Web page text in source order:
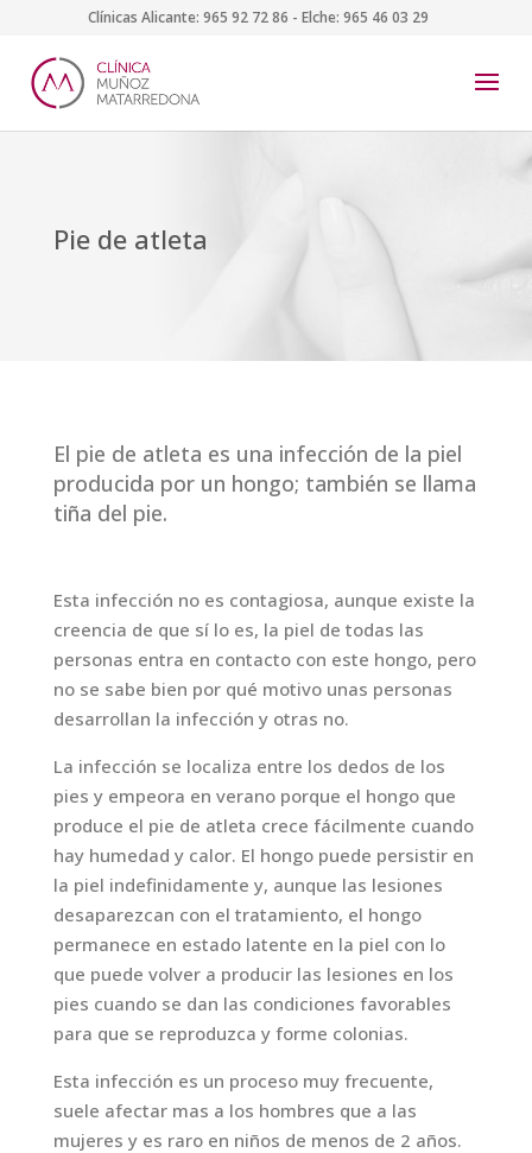
Clínicas Alicante: 965 92 72 86 - Elche: 965 46 03 29
Pie de atleta
El pie de atleta es una infección de la piel
producida por un hongo; también se llama
tiña del pie.
Esta infección no es contagiosa, aunque existe la
creencia de que sí lo es, la piel de todas las
personas entra en contacto con este hongo, pero
no se sabe bien por qué motivo unas personas
desarrollan la infección y otras no.
La infección se localiza entre los dedos de los
pies y empeora en verano porque el hongo que
produce el pie de atleta crece fácilmente cuando
hay humedad y calor. El hongo puede persistir en
la piel indefinidamente y, aunque las lesiones
desaparezcan con el tratamiento, el hongo
permanece en estado latente en la piel con lo
que puede volver a producir las lesiones en los
pies cuando se dan las condiciones favorables
para que se reproduzca y forme colonias.
Esta infección es un proceso muy frecuente,
suele afectar mas a los hombres que a las
mujeres y es raro en niños de menos de 2 años.